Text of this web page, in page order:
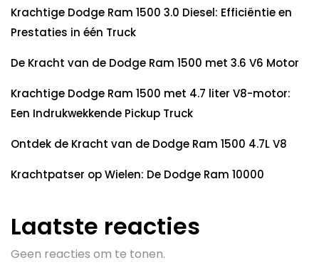
Krachtige Dodge Ram 1500 3.0 Diesel: Efficiëntie en
Prestaties in één Truck
De Kracht van de Dodge Ram 1500 met 3.6 V6 Motor
Krachtige Dodge Ram 1500 met 4.7 liter V8-motor:
Een Indrukwekkende Pickup Truck
Ontdek de Kracht van de Dodge Ram 1500 4.7L V8
Krachtpatser op Wielen: De Dodge Ram 10000
Laatste reacties
Geen reacties om te tonen.